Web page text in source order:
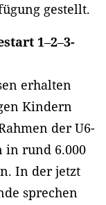
gestellt.
1–2–3-
erhalten
Kindern
der U6-
in rund 6.000
In der jetzt
sprechen